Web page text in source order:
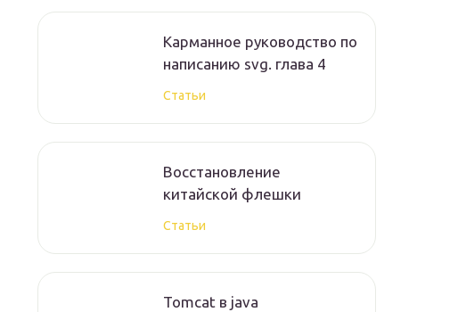
Карманное руководство по
написанию svg. глава 4
Статьи
Восстановление
китайской флешки
Статьи
Tomcat в java